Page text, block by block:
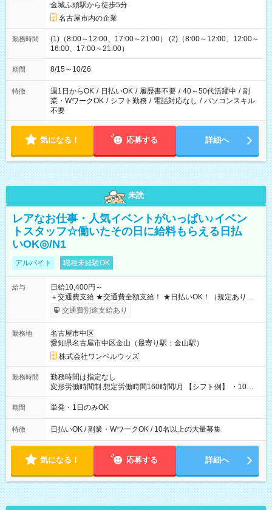
金城ふ頭駅から徒歩5分
名古屋市内の企業
勤務時間
(1)（8:00～12:00、17:00～21:00） (2)（8:00～12:00、12:00～
16:00、17:00～21:00）
期間 8/15～10/26
特徴 週1日からOK / 日払いOK / 履歴書不要 / 40～50代活躍中 / 副
業・WワークOK / シフト勤務 / 電話対応なし / パソコンスキル
不要
気になる！ 応募する 詳細へ
未読
レアなお仕事・人気イベントがいっぱい♪イベン
トスタッフ☆働いたその日に給料もらえる日払
いOK◎/N1
アルバイト 職種未経験OK
給与
日給10,400円～
＋交通費支給 ★交通費全額支給！ ★日払いOK！（規定あり） ┗
働いたその日に現金GET♪ お仕事後はコンビニATMから 日払
交通費別途支給あり
勤務地
名古屋市中区
愛知県名古屋市中区金山（最寄り駅：金山駅）
株式会社ワンベルウッズ
勤務時間
勤務時間は指定なし
変形労働時間制 想定労働時間160時間/月 【シフト例】 ・10：
00～20：00
期間 単発・1日のみOK
特徴 日払いOK / 副業・WワークOK / 10名以上の大量募集
気になる！ 応募する 詳細へ